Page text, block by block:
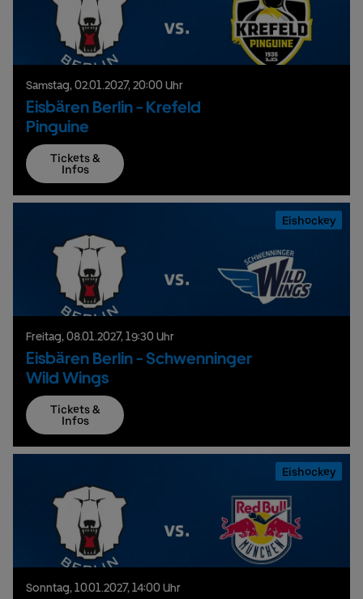
Samstag,02.01.2027,20:00 Uhr
Eisbären Berlin - Krefeld
Pinguine
Tickets &
Infos
Eishockey
Freitag,08.01.2027,19:30 Uhr
Eisbären Berlin - Schwenninger
Wild Wings
Tickets &
Infos
Eishockey
Sonntag,10.01.2027,14:00 Uhr